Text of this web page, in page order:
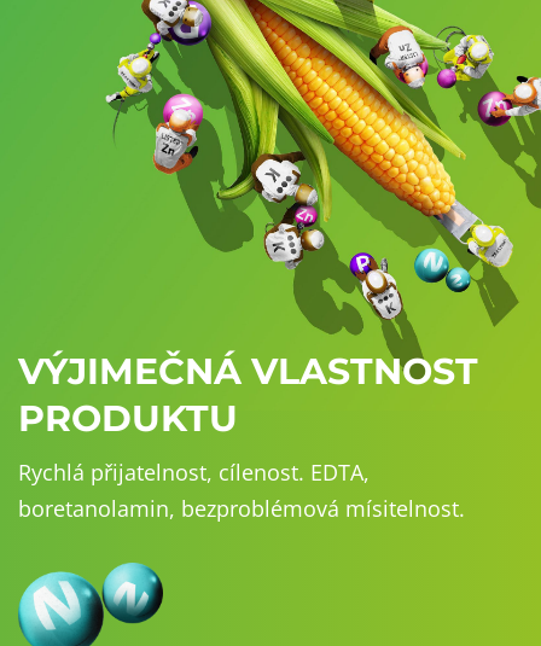
VÝJIMEČNÁ VLASTNOST
PRODUKTU
Rychlá přijatelnost, cílenost. EDTA,
boretanolamin, bezproblémová mísitelnost.